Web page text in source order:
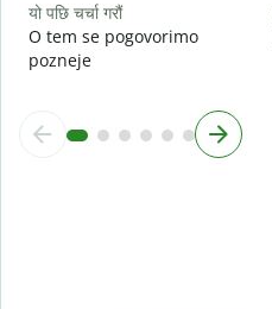
यो पछि चर्चा गरौं
O tem se pogovorimo
pozneje